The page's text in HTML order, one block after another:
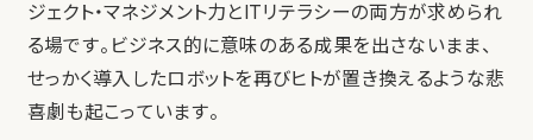
ジェクト・マネジメント力とITリテラシーの両方が求められ
る場です。ビジネス的に意味のある成果を出さないまま、
せっかく導入したロボットを再びヒトが置き換えるような悲
喜劇も起こっています。